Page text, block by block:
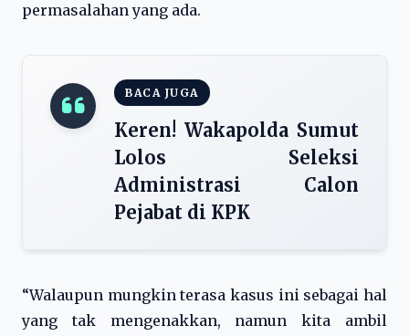
permasalahan yang ada.
BACA JUGA
Keren! Wakapolda Sumut
Lolos Seleksi
Administrasi Calon
Pejabat di KPK
“Walaupun mungkin terasa kasus ini sebagai hal
yang tak mengenakkan, namun kita ambil